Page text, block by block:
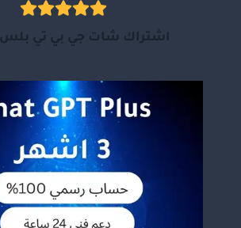
اشتراك شات جي بي تي بلس 1 شهر